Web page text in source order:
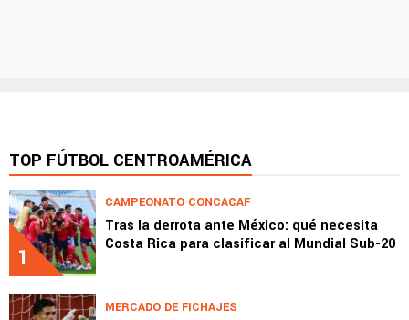
TOP FÚTBOL CENTROAMÉRICA
1
CAMPEONATO CONCACAF
Tras la derrota ante México: qué necesita
Costa Rica para clasificar al Mundial Sub-20
MERCADO DE FICHAJES